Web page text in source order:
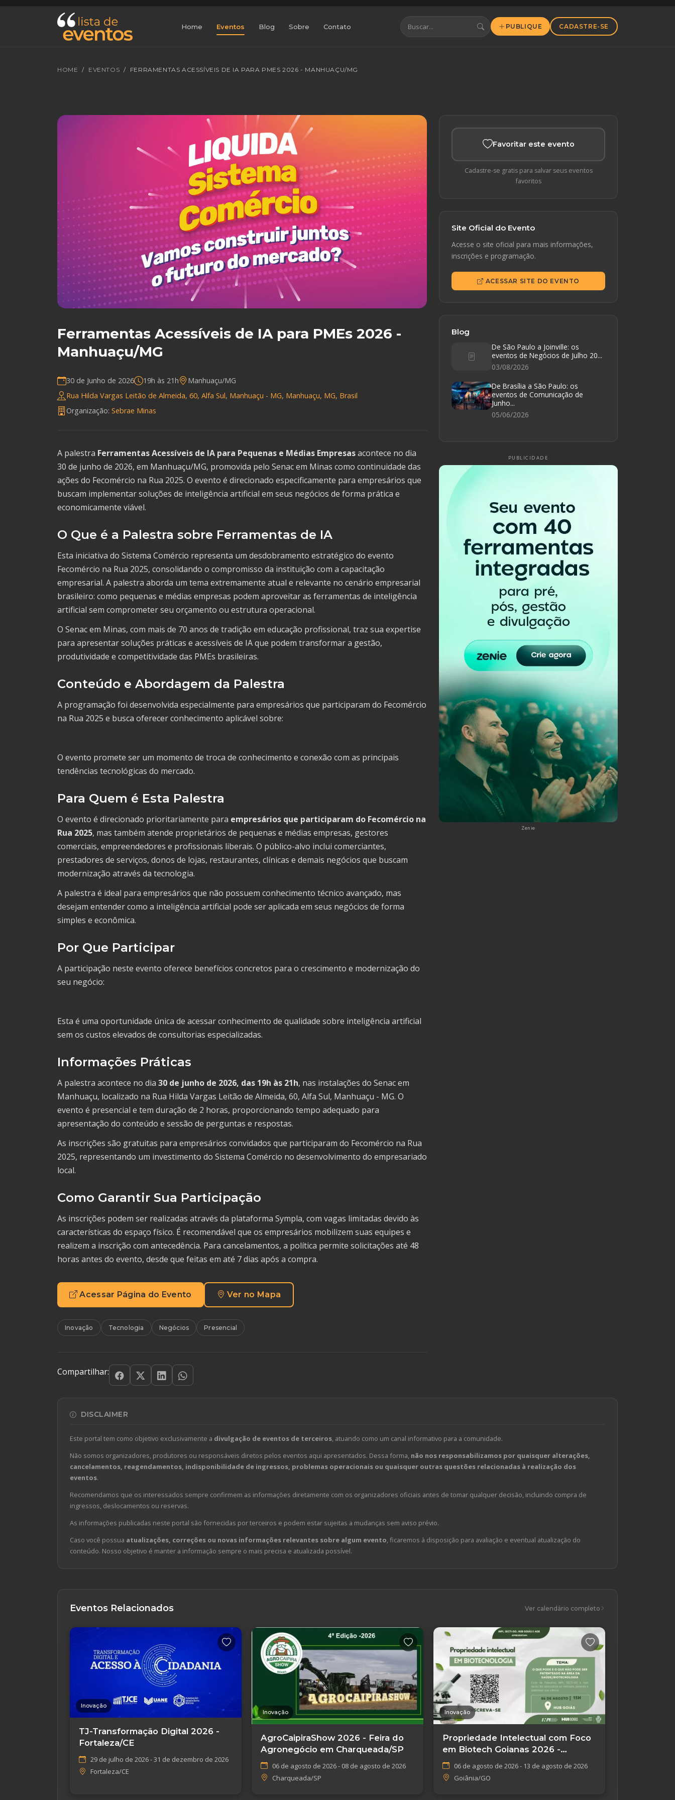
Home Eventos Blog Sobre Contato PUBLIQUE CADASTRE-SE
HOME EVENTOS FERRAMENTAS ACESSÍVEIS DE IA PARA PMES 2026 - MANHUAÇU/MG
Ferramentas Acessíveis de IA para PMEs 2026 -
Manhuaçu/MG
30 de Junho de 2026 19h às 21h
Manhuaçu/MG
Rua Hilda Vargas Leitão de Almeida, 60, Alfa Sul, Manhuaçu - MG, Manhuaçu, MG, Brasil
Organização: Sebrae Minas
A palestra Ferramentas Acessíveis de IA para Pequenas e Médias Empresasacontece no dia
30 de junho de 2026, em Manhuaçu/MG, promovida pelo Senac em Minas como continuidade das
ações do Fecomércio na Rua 2025. O evento é direcionado especificamente para empresários que
buscam implementar soluções de inteligência artificial em seus negócios de forma prática e
economicamente viável.
O Que é a Palestra sobre Ferramentas de IA
Esta iniciativa do Sistema Comércio representa um desdobramento estratégico do evento
Fecomércio na Rua 2025, consolidando o compromisso da instituição com a capacitação
empresarial. A palestra aborda um tema extremamente atual e relevante no cenário empresarial
brasileiro: como pequenas e médias empresas podem aproveitar as ferramentas de inteligência
artificial sem comprometer seu orçamento ou estrutura operacional.
O Senac em Minas, com mais de 70 anos de tradição em educação profissional, traz sua expertise
para apresentar soluções práticas e acessíveis de IA que podem transformar a gestão,
produtividade e competitividade das PMEs brasileiras.
Conteúdo e Abordagem da Palestra
A programação foi desenvolvida especialmente para empresários que participaram do Fecomércio
na Rua 2025 e busca oferecer conhecimento aplicável sobre:
O evento promete ser um momento de troca de conhecimento e conexão com as principais
tendências tecnológicas do mercado.
Para Quem é Esta Palestra
O evento é direcionado prioritariamente para empresários que participaram do Fecomércio na
Rua 2025, mas também atende proprietários de pequenas e médias empresas, gestores
comerciais, empreendedores e profissionais liberais. O público-alvo inclui comerciantes,
prestadores de serviços, donos de lojas, restaurantes, clínicas e demais negócios que buscam
modernização através da tecnologia.
A palestra é ideal para empresários que não possuem conhecimento técnico avançado, mas
desejam entender como a inteligência artificial pode ser aplicada em seus negócios de forma
simples e econômica.
Por Que Participar
A participação neste evento oferece benefícios concretos para o crescimento e modernização do
seu negócio:
Esta é uma oportunidade única de acessar conhecimento de qualidade sobre inteligência artificial
sem os custos elevados de consultorias especializadas.
Informações Práticas
A palestra acontece no dia 30 de junho de 2026, das 19h às 21h, nas instalações do Senac em
Manhuaçu, localizado na Rua Hilda Vargas Leitão de Almeida, 60, Alfa Sul, Manhuaçu - MG. O
evento é presencial e tem duração de 2 horas, proporcionando tempo adequado para
apresentação do conteúdo e sessão de perguntas e respostas.
As inscrições são gratuitas para empresários convidados que participaram do Fecomércio na Rua
2025, representando um investimento do Sistema Comércio no desenvolvimento do empresariado
local.
Como Garantir Sua Participação
As inscrições podem ser realizadas através da plataforma Sympla, com vagas limitadas devido às
características do espaço físico. É recomendável que os empresários mobilizem suas equipes e
realizem a inscrição com antecedência. Para cancelamentos, a política permite solicitações até 48
horas antes do evento, desde que feitas em até 7 dias após a compra.
Acessar Página do Evento Ver no Mapa
Inovação Tecnologia Negócios Presencial
Compartilhar:
Favoritar este evento
Cadastre-se gratis para salvar seus eventos
favoritos
Site Oficial do Evento
Acesse o site oficial para mais informações,
inscrições e programação.
ACESSAR SITE DO EVENTO
Blog
De São Paulo a Joinville: os
eventos de Negócios de Julho 20...
03/08/2026
De Brasília a São Paulo: os
eventos de Comunicação de
Junho...
05/06/2026
PUBLICIDADE
Zenie
DISCLAIMER
Este portal tem como objetivo exclusivamente a divulgação de eventos de terceiros, atuando como um canal informativo para a comunidade.
Não somos organizadores, produtores ou responsáveis diretos pelos eventos aqui apresentados. Dessa forma, não nos responsabilizamos por quaisquer alterações,
cancelamentos, reagendamentos, indisponibilidade de ingressos, problemas operacionais ou quaisquer outras questões relacionadas à realização dos
eventos.
Recomendamos que os interessados sempre confirmem as informações diretamente com os organizadores oficiais antes de tomar qualquer decisão, incluindo compra de
ingressos, deslocamentos ou reservas.
As informações publicadas neste portal são fornecidas por terceiros e podem estar sujeitas a mudanças sem aviso prévio.
Caso você possua atualizações, correções ou novas informações relevantes sobre algum evento, ficaremos à disposição para avaliação e eventual atualização do
conteúdo. Nosso objetivo é manter a informação sempre o mais precisa e atualizada possível.
Eventos Relacionados Ver calendário completo
Inovação
TJ-Transformação Digital 2026 -
Fortaleza/CE
29 de julho de 2026 - 31 de dezembro de 2026
Fortaleza/CE
Inovação
AgroCaipiraShow 2026 - Feira do
Agronegócio em Charqueada/SP
06 de agosto de 2026 - 08 de agosto de 2026
Charqueada/SP
Inovação
Propriedade Intelectual com Foco
em Biotech Goianas 2026 -
Goiânia/GO
06 de agosto de 2026 - 13 de agosto de 2026
Goiânia/GO